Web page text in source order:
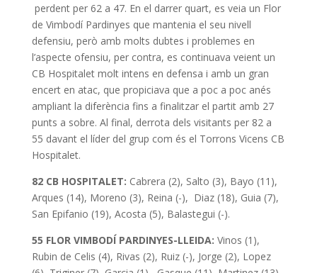
perdent per 62 a 47. En el darrer quart, es veia un Flor
de Vimbodí Pardinyes que mantenia el seu nivell
defensiu, però amb molts dubtes i problemes en
l’aspecte ofensiu, per contra, es continuava veient un
CB Hospitalet molt intens en defensa i amb un gran
encert en atac, que propiciava que a poc a poc anés
ampliant la diferència fins a finalitzar el partit amb 27
punts a sobre. Al final, derrota dels visitants per 82 a
55 davant el líder del grup com és el Torrons Vicens CB
Hospitalet.
82 CB HOSPITALET: Cabrera (2), Salto (3), Bayo (11),
Arques (14), Moreno (3), Reina (-), Diaz (18), Guia (7),
San Epifanio (19), Acosta (5), Balastegui (-).
55 FLOR VIMBODÍ PARDINYES-LLEIDA: Vinos (1),
Rubin de Celis (4), Rivas (2), Ruiz (-), Jorge (2), Lopez